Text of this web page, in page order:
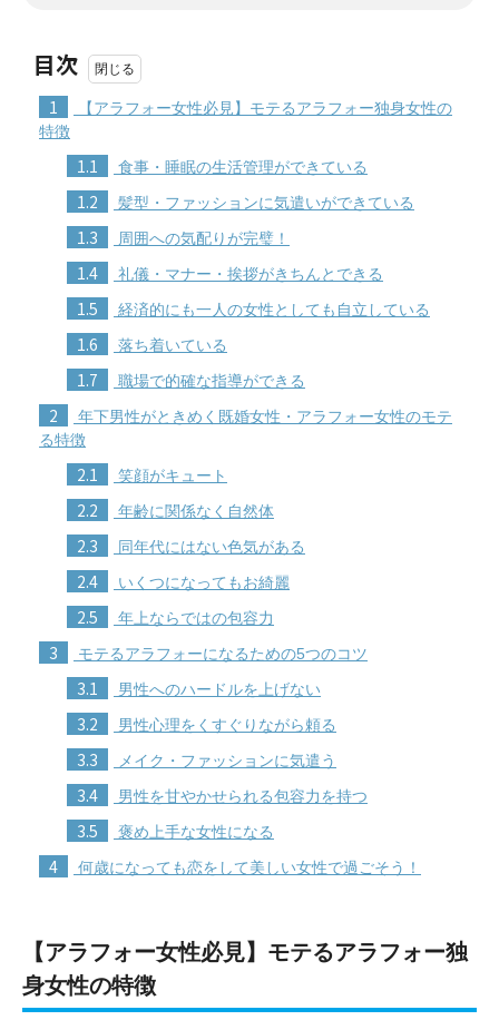
目次
1
【アラフォー女性必見】モテるアラフォー独身女性の
特徴
1.1 食事・睡眠の生活管理ができている
1.2 髪型・ファッションに気遣いができている
1.3 周囲への気配りが完璧！
1.4 礼儀・マナー・挨拶がきちんとできる
1.5 経済的にも一人の女性としても自立している
1.6 落ち着いている
1.7 職場で的確な指導ができる
2
年下男性がときめく既婚女性・アラフォー女性のモテ
る特徴
2.1 笑顔がキュート
2.2 年齢に関係なく自然体
2.3 同年代にはない色気がある
2.4 いくつになってもお綺麗
2.5 年上ならではの包容力
3 モテるアラフォーになるための5つのコツ
3.1 男性へのハードルを上げない
3.2 男性心理をくすぐりながら頼る
3.3 メイク・ファッションに気遣う
3.4 男性を甘やかせられる包容力を持つ
3.5 褒め上手な女性になる
4 何歳になっても恋をして美しい女性で過ごそう！
【アラフォー女性必見】モテるアラフォー独
身女性の特徴